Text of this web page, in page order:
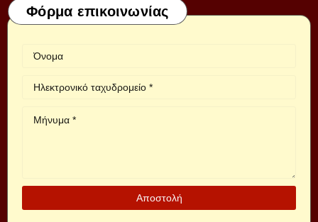
Φόρμα επικοινωνίας